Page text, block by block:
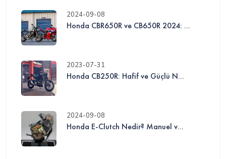
2024-09-08
Honda CBR650R ve CB650R 2024: ...
2023-07-31
Honda CB250R: Hafif ve Güçlü N...
2024-09-08
Honda E-Clutch Nedir? Manuel v...